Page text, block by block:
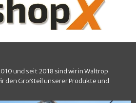
und seit 2018 sind wir in Waltrop
den Großteil unserer Produkte und